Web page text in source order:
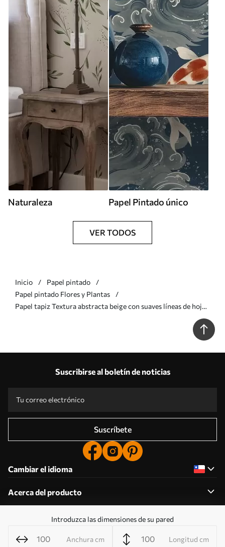
Introduzca las dimensiones de su pared
Anchura cm Longitud cm
Naturaleza Papel Pintado único
VER TODOS
Inicio
Papel pintado
Papel pintado Flores y Plantas
Papel tapiz Textura abstracta beige con suaves líneas de hojas
Suscribirse al boletín de noticias
Suscríbete
Cambiar el idioma
Acerca del producto
Acerca de la empresa